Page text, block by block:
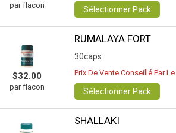
par flacon Sélectionner Pack
$32.00
par flacon
RUMALAYA FORT
30caps
Prix De Vente Conseillé Par
Sélectionner Pack
SHALLAKI